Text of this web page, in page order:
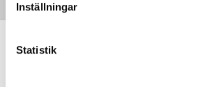
Inställningar
Statistik
Hur hanterar jag
säkerhet?